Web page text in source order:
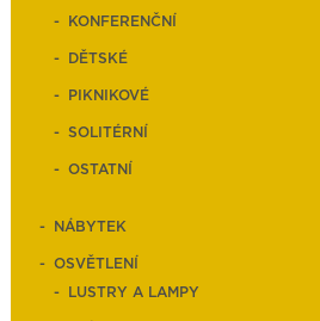
KONFERENČNÍ
DĚTSKÉ
PIKNIKOVÉ
SOLITÉRNÍ
OSTATNÍ
NÁBYTEK
OSVĚTLENÍ
LUSTRY A LAMPY